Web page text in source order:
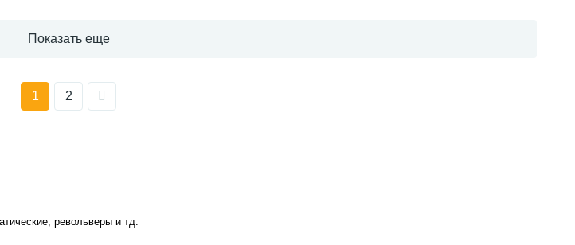
Показать еще
1 2
револьверы и тд.